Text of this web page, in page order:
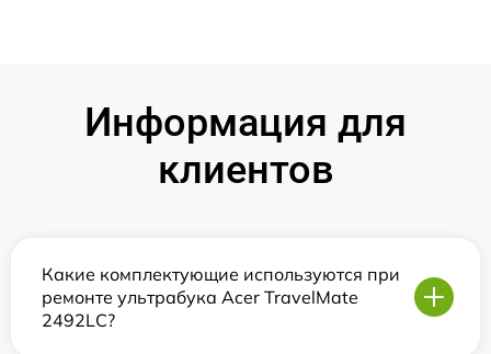
Информация для
клиентов
Какие комплектующие используются при
ремонте ультрабука Acer TravelMate
2492LС?